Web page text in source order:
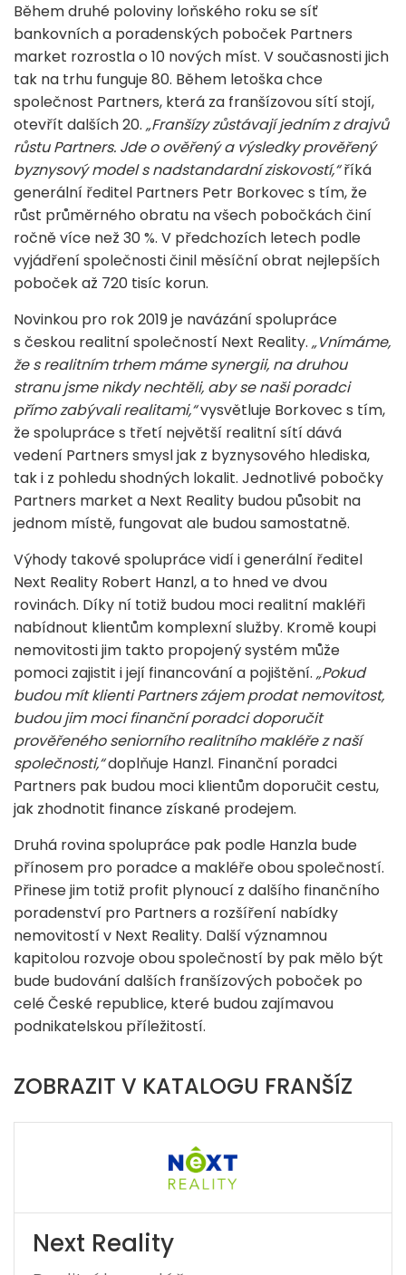
Během druhé poloviny loňského roku se síť
bankovních a poradenských poboček Partners
market rozrostla o 10 nových míst. V současnosti jich
tak na trhu funguje 80. Během letoška chce
společnost Partners, která za franšízovou sítí stojí,
otevřít dalších 20. „Franšízy zůstávají jedním z drajvů
růstu Partners. Jde o ověřený a výsledky prověřený
byznysový model s nadstandardní ziskovostí,“říká
generální ředitel Partners Petr Borkovec s tím, že
růst průměrného obratu na všech pobočkách činí
ročně více než 30 %. V předchozích letech podle
vyjádření společnosti činil měsíční obrat nejlepších
poboček až 720 tisíc korun.
Novinkou pro rok 2019 je navázání spolupráce
s českou realitní společností Next Reality. „Vnímáme,
že s realitním trhem máme synergii, na druhou
stranu jsme nikdy nechtěli, aby se naši poradci
přímo zabývali realitami,“vysvětluje Borkovec s tím,
že spolupráce s třetí největší realitní sítí dává
vedení Partners smysl jak z byznysového hlediska,
tak i z pohledu shodných lokalit. Jednotlivé pobočky
Partners market a Next Reality budou působit na
jednom místě, fungovat ale budou samostatně.
Výhody takové spolupráce vidí i generální ředitel
Next Reality Robert Hanzl, a to hned ve dvou
rovinách. Díky ní totiž budou moci realitní makléři
nabídnout klientům komplexní služby. Kromě koupi
nemovitosti jim takto propojený systém může
pomoci zajistit i její financování a pojištění. „Pokud
budou mít klienti Partners zájem prodat nemovitost,
budou jim moci finanční poradci doporučit
prověřeného seniorního realitního makléře z naší
společnosti,“doplňuje Hanzl. Finanční poradci
Partners pak budou moci klientům doporučit cestu,
jak zhodnotit finance získané prodejem.
Druhá rovina spolupráce pak podle Hanzla bude
přínosem pro poradce a makléře obou společností.
Přinese jim totiž profit plynoucí z dalšího finančního
poradenství pro Partners a rozšíření nabídky
nemovitostí v Next Reality. Další významnou
kapitolou rozvoje obou společností by pak mělo být
bude budování dalších franšízových poboček po
celé České republice, které budou zajímavou
podnikatelskou příležitostí.
ZOBRAZIT V KATALOGU FRANŠÍZ
Next Reality